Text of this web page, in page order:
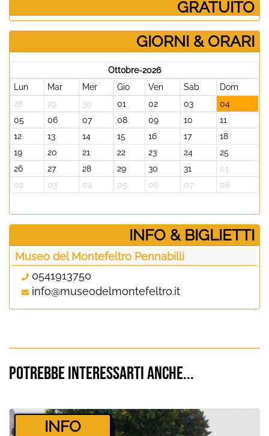
­ GRATUITO
GIORNI & ORARI
Ottobre-2026
Lun
Mar Mer Gio Ven Sab
Dom
28
29 30 01 02 03
04
05
06 07 08 09 10
11
12
13 14 15 16 17
18
19
20 21 22 23 24
25
26
27 28 29 30 31
01
02
03 04 05 06 07 08
­INFO & BIGLIETTI
Museo del Montefeltro Pennabilli
0541913750
info@museodelmontefeltro.it
Potrebbe interessarti anche...
­INFO